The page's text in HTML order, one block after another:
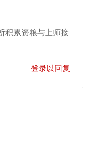
积累资粮与上师接
登录以回复